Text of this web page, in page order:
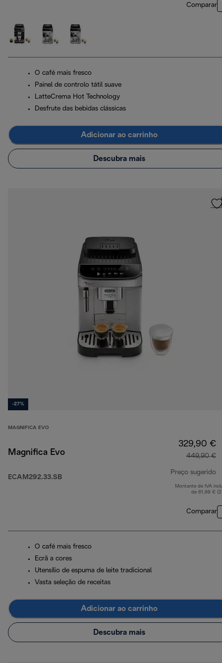
Comparar
O café mais fresco
Painel de controlo tátil suave
LatteCrema Hot Technology
Desfrute das bebidas clássicas
Adicionar ao carrinho
Descubra mais
-27%
MAGNIFICA EVO
Magnifica Evo
ECAM292.33.SB
329,90 €
449,90 €
Preço sugerido
Montante de IVA
de 61,69 €
Comparar
O café mais fresco
Ecrã a cores
Utensílio de espuma de leite tradicional
Vasta seleção de receitas
Adicionar ao carrinho
Descubra mais